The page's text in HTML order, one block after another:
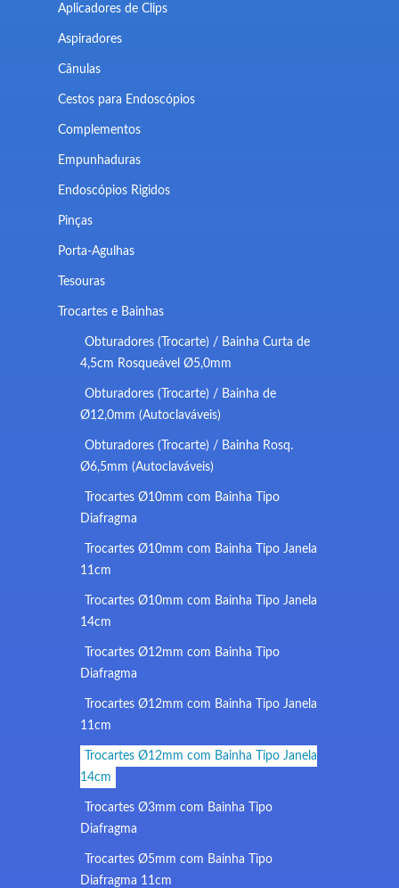
Aplicadores de Clips
Aspiradores
Cânulas
Cestos para Endoscópios
Complementos
Empunhaduras
Endoscópios Rigidos
Pinças
Porta-Agulhas
Tesouras
Trocartes e Bainhas
Obturadores (Trocarte) / Bainha Curta de
4,5cm Rosqueável Ø5,0mm
Obturadores (Trocarte) / Bainha de
Ø12,0mm (Autoclaváveis)
Obturadores (Trocarte) / Bainha Rosq.
Ø6,5mm (Autoclaváveis)
Trocartes Ø10mm com Bainha Tipo
Diafragma
Trocartes Ø10mm com Bainha Tipo Janela
11cm
Trocartes Ø10mm com Bainha Tipo Janela
14cm
Trocartes Ø12mm com Bainha Tipo
Diafragma
Trocartes Ø12mm com Bainha Tipo Janela
11cm
Trocartes Ø12mm com Bainha Tipo Janela
14cm
Trocartes Ø3mm com Bainha Tipo
Diafragma
Trocartes Ø5mm com Bainha Tipo
Diafragma 11cm